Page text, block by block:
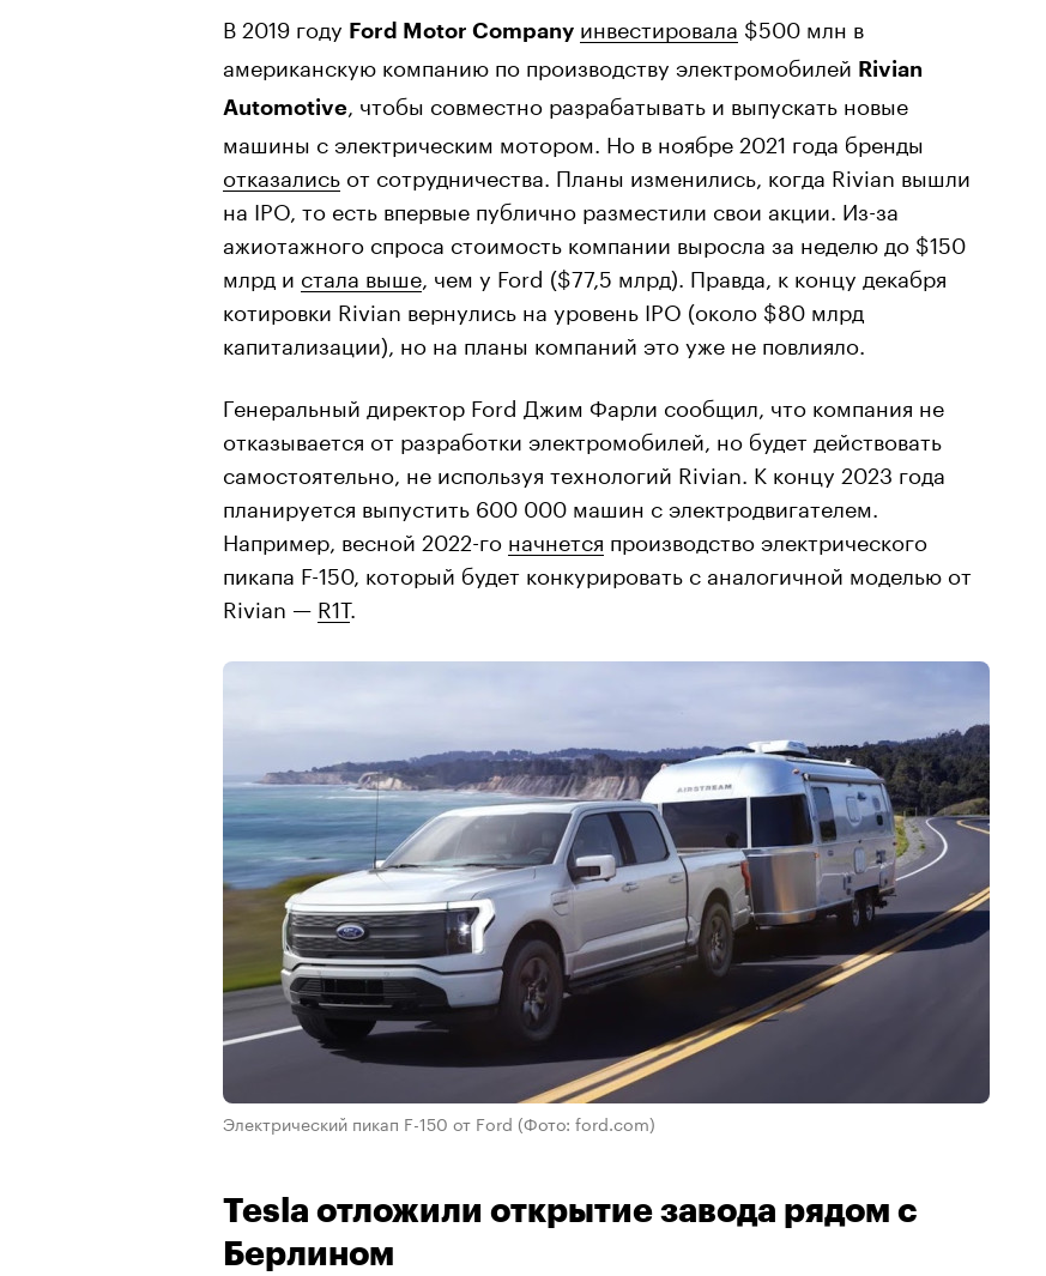
В 2019 году Ford Motor Company инвестировала $500 млн в
американскую компанию по производству электромобилей Rivian
Automotive
, чтобы совместно разрабатывать и выпускать новые
машины с электрическим мотором. Но в ноябре 2021 года бренды
отказались от сотрудничества. Планы изменились, когда Rivian вышли
на IPO, то есть впервые публично разместили свои акции. Из-за
ажиотажного спроса стоимость компании выросла за неделю до $150
млрд и стала выше , чем у Ford ($77,5 млрд). Правда, к концу декабря
котировки Rivian вернулись на уровень IPO (около $80 млрд
капитализации), но на планы компаний это уже не повлияло.
Генеральный директор Ford Джим Фарли сообщил, что компания не
отказывается от разработки электромобилей, но будет действовать
самостоятельно, не используя технологий Rivian. К концу 2023 года
планируется выпустить 600 000 машин с электродвигателем.
Например, весной 2022-го начнется производство электрического
пикапа F-150, который будет конкурировать с аналогичной моделью от
Rivian — R1T.
Электрический пикап F-150 от Ford (Фото: ford.com)
Tesla отложили открытие завода рядом с
Берлином